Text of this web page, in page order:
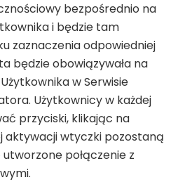
bezpośrednio na
i będzie tam
zaznaczenia odpowiedniej
będzie obowiązywała na
w Serwisie
Użytkownicy w każdej
przyciski, klikając na
aktywacji wtyczki pozostaną
połączenie z